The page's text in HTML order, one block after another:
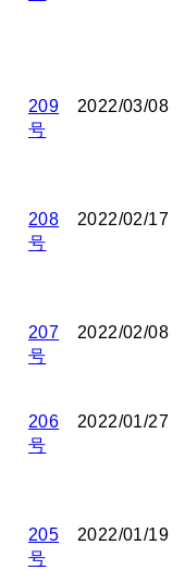
209
号
2022/03/08
208
号
2022/02/17
207
号
2022/02/08
206
号
2022/01/27
205
号
2022/01/19